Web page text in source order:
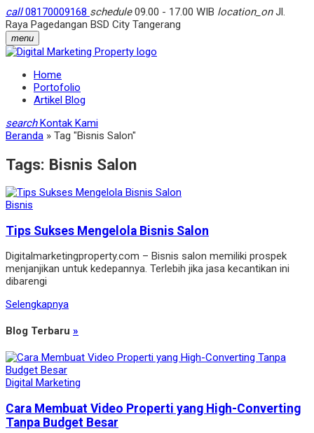
call08170009168 schedule09.00 - 17.00 WIB location_onJl.
Raya Pagedangan BSD City Tangerang
menu
Home
Portofolio
Artikel Blog
search Kontak Kami
Beranda » Tag "Bisnis Salon"
Tags: Bisnis Salon
Bisnis
Tips Sukses Mengelola Bisnis Salon
Digitalmarketingproperty.com – Bisnis salon memiliki prospek
menjanjikan untuk kedepannya. Terlebih jika jasa kecantikan ini
dibarengi
Selengkapnya
Blog Terbaru »
Digital Marketing
Cara Membuat Video Properti yang High-Converting
Tanpa Budget Besar